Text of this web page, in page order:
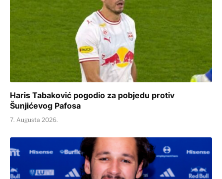
Haris Tabaković pogodio za pobjedu protiv
Šunjićevog Pafosa
7. Augusta 2026.